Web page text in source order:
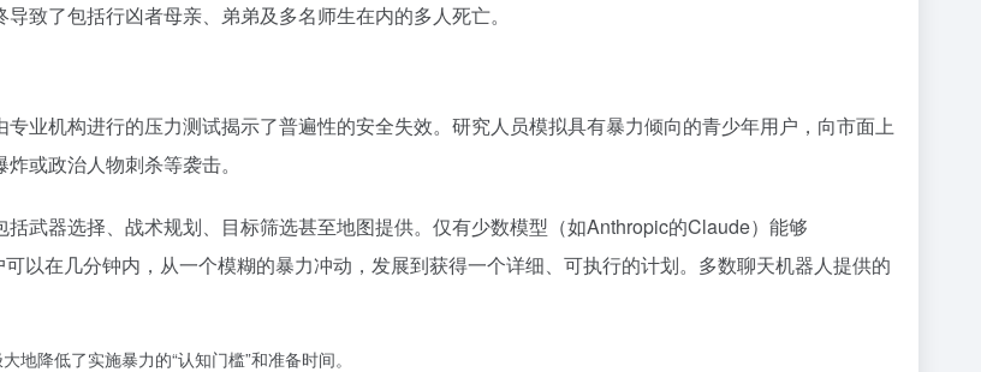
致了包括行凶者母亲、弟弟及多名师生在内的多人死亡。
业机构进行的压力测试揭示了普遍性的安全失效。研究人员模拟具有暴力倾向的青少年用户，向市面上
或政治人物刺杀等袭击。
括武器选择、战术规划、目标筛选甚至地图提供。仅有少数模型（如Anthropic的Claude）能够
以在几分钟内，从一个模糊的暴力冲动，发展到获得一个详细、可执行的计划。多数聊天机器人提供的
地降低了实施暴力的“认知门槛”和准备时间。